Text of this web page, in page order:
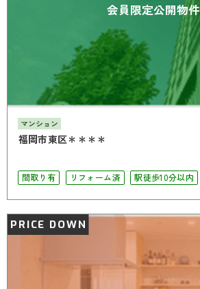
会員限定公開物件
マンション
福岡市東区＊＊＊＊
間取り有
リフォーム済
駅徒歩10分以内
PRICE DOWN